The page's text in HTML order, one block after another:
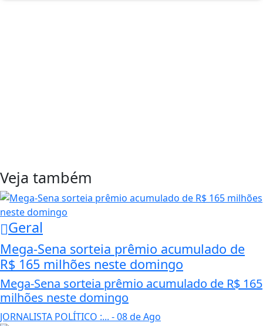
Veja também
Geral
Mega-Sena sorteia prêmio acumulado de
R$ 165 milhões neste domingo
Mega-Sena sorteia prêmio acumulado de R$ 165
milhões neste domingo
JORNALISTA POLÍTICO :... - 08 de Ago